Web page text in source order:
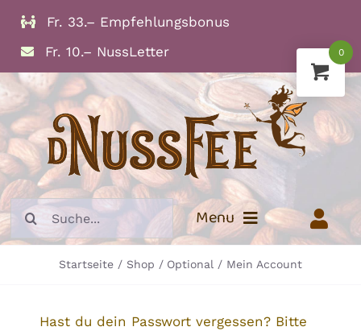
Zum
springen
Fr. 33.– Empfehlungsbonus
Fr. 10.– NussLetter
Suche
nach:
Menu
Info
Startseite Shop Optional Mein Account
Hast du dein Passwort vergessen? Bitte
0